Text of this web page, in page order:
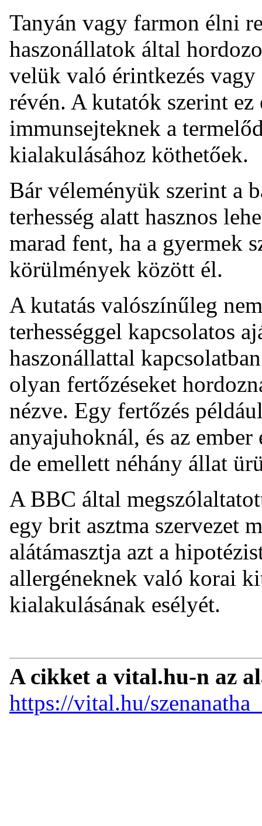
Tanyán vagy farmon élni
haszonállatok által
velük való érintkezés vagy
révén. A kutatók szerint
immunsejteknek a
kialakulásához köthetőek.
Bár véleményük szerint a
terhesség alatt hasznos
marad fent, ha a gyermek
körülmények között él.
A kutatás valószínűleg
terhességgel kapcsolatos
haszonállattal
olyan fertőzéseket
nézve. Egy fertőzés
anyajuhoknál, és az ember
de emellett néhány állat
A BBC által
egy brit asztma szervezet
alátámasztja azt a
allergéneknek való korai
kialakulásának esélyét.
A cikket a vital.hu-n az
https://vital.hu/